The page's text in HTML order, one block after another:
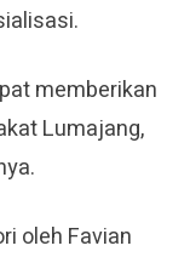
memberikan
Lumajang,
oleh Favian